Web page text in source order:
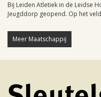
Bij Leiden Atletiek in de Leidse
Jeugddorp geopend. Op het
Meer Maatschappij